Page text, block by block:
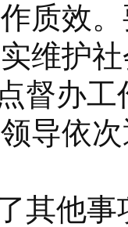
质效
维护
督办
导依
其他事